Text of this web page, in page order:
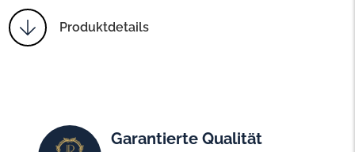
Produktdetails
Garantierte Qualität